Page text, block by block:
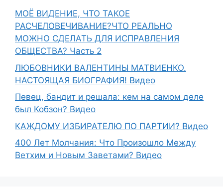
МОЁ ВИДЕНИЕ, ЧТО ТАКОЕ
РАСЧЕЛОВЕЧИВАНИЕ?ЧТО РЕАЛЬНО
МОЖНО СДЕЛАТЬ ДЛЯ ИСПРАВЛЕНИЯ
ОБЩЕСТВА? Часть 2
ЛЮБОВНИКИ ВАЛЕНТИНЫ МАТВИЕНКО.
НАСТОЯЩАЯ БИОГРАФИЯ! Видео
Певец, бандит и решала: кем на самом деле
был Кобзон? Видео
КАЖДОМУ ИЗБИРАТЕЛЮ ПО ПАРТИИ? Видео
400 Лет Молчания: Что Произошло Между
Ветхим и Новым Заветами? Видео